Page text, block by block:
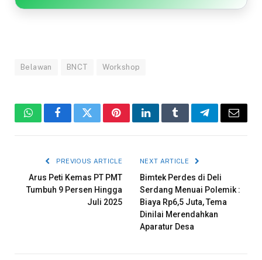
Belawan BNCT Workshop
WhatsAppFacebookTwitterPinterestLinkedInTumblrTelegramEmail
PREVIOUS ARTICLE
Arus Peti Kemas PT PMT
Tumbuh 9 Persen Hingga
Juli 2025
NEXT ARTICLE
Bimtek Perdes di Deli
Serdang Menuai Polemik :
Biaya Rp6,5 Juta, Tema
Dinilai Merendahkan
Aparatur Desa